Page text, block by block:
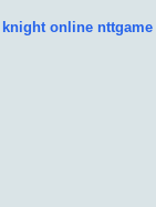
knight online nttgame